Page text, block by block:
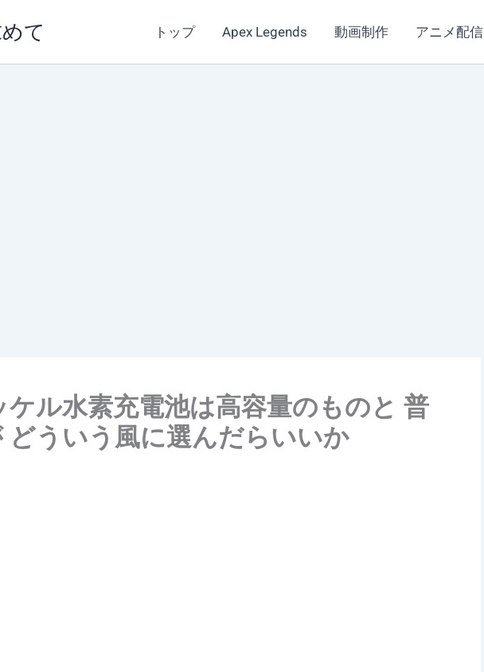
て トップ Apex Legends 動画制作 アニメ配信
ケル水素充電池は高容量のものと 普
どういう風に選んだらいいか